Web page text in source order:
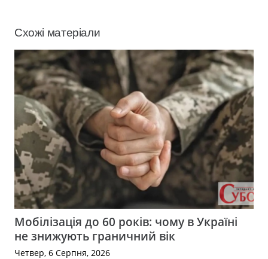
Схожі матеріали
Мобілізація до 60 років: чому в Україні
не знижують граничний вік
Четвер, 6 Серпня, 2026